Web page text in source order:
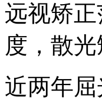
远视矫正
度，散
近两年